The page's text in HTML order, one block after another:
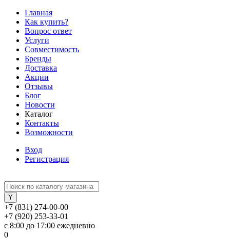
Главная
Как купить?
Вопрос ответ
Услуги
Совместимость
Бренды
Доставка
Акции
Отзывы
Блог
Новости
Каталог
Контакты
Возможности
Вход
Регистрация
+7 (831) 274-00-00
+7 (920) 253-33-01
с 8:00 до 17:00 ежедневно
0